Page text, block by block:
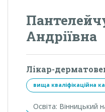
Андріївна
Лікар-
вища кваліфікаційна
Освіта: Вінницький